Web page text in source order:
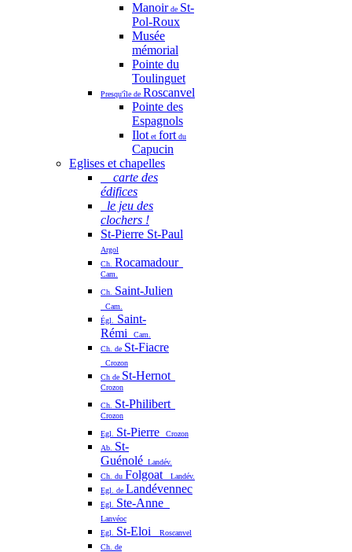
Manoirde St-
Pol-Roux
Musée
mémorial
Pointe du
Toulinguet
Presqu'île de Roscanvel
Pointe des
Espagnols
Ilot et fort du
Capucin
Eglises et chapelles
carte des
édifices
le jeu des
clochers !
St-Pierre St-Paul
Argol
Ch. Rocamadour
Cam.
Ch. Saint-Julien
Cam.
Égl.
Saint-
Rémi
Cam.
Ch. de St-Fiacre
Crozon
Ch de St-Hernot
Crozon
Ch. St-Philibert
Crozon
Egl. St-Pierre
Crozon
Ab. St-
Guénolé Landév.
Ch. du Folgoat
Landév.
Egl. de Landévennec
Egl. Ste-Anne
Lanvéoc
Egl. St-Eloi
Roscanvel
Ch. de